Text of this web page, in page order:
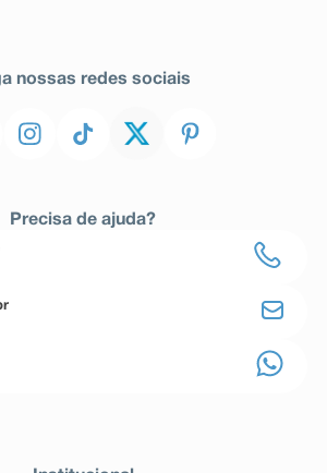
nossas redes sociais
Precisa de ajuda?